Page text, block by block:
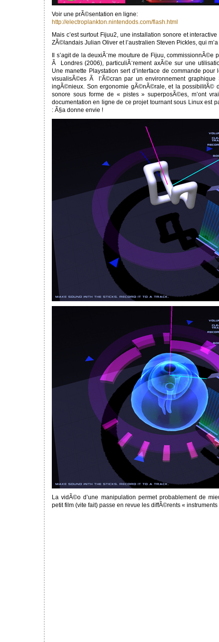
Voir une prÃ©sentation en ligne:
http://electroplankton.nintendods.com/flash.html
Mais c’est surtout Fijuu2, une installation sonore et
ZÃ©landais Julian Oliver et l’australien Steven Pickles, qui
Il s’agit de la deuxiÃ¨me mouture de Fijuu, commissionnÃ©e
Ã Londres (2006), particuliÃ¨rement axÃ©e sur une
Une manette Playstation sert d’interface de commande pour
visualisÃ©es Ã l’Ã©cran par un environnement
ingÃ©nieux. Son ergonomie gÃ©nÃ©rale, et la possibilitÃ©
sonore sous forme de « pistes » superposÃ©es, m’ont
documentation en ligne de ce projet tournant sous Linux est
: Ã§a donne envie !
La vidÃ©o d’une manipulation permet probablement de
petit film (vite fait) passe en revue les diffÃ©rents «